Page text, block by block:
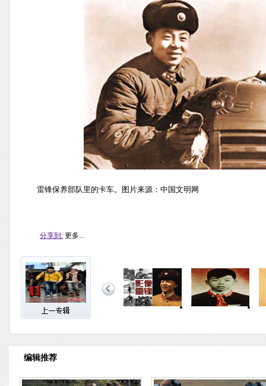
雷锋保养部队里的卡车。图片来源：中国文明网
分享到: 更多...
编辑推荐